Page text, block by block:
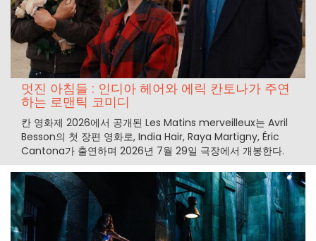
멋진 아침들 : 인디아 헤어와 에릭 칸토나가 주연
하는 로맨틱 코미디
칸 영화제 2026에서 공개된 Les Matins merveilleux는 Avril
Besson의 첫 장편 영화로, India Hair, Raya Martigny, Éric
Cantona가 출연하며 2026년 7월 29일 극장에서 개봉한다.